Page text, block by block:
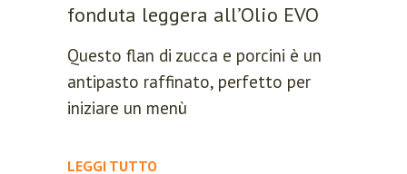
fonduta leggera all’Olio EVO
Questo flan di zucca e porcini è un
antipasto raffinato, perfetto per
iniziare un menù
LEGGI TUTTO